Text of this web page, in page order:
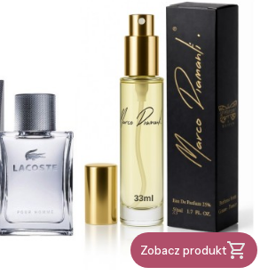
Zobacz produkt